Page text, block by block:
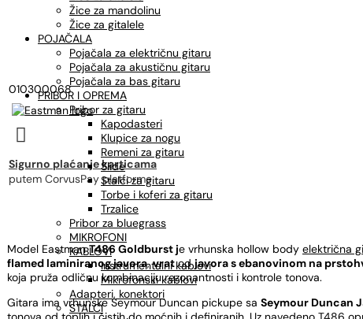
Žice za mandolinu
Žice za gitalele
POJAČALA
Pojačala za električnu gitaru
Pojačala za akustičnu gitaru
Pojačala za bas gitaru
PRIBOR I OPREMA
Pribor za gitaru
Kapodasteri
Klupice za nogu
Remeni za gitaru
Slide
Stalci za gitaru
Torbe i koferi za gitaru
Trzalice
Pribor za bluegrass
MIKROFONI
KABLOVI
Instrumentalni kablovi
Mikrofonski kablovi
Adapteri, konektori
STALCI
010300068

Sigurno plaćanje karticama
putem CorvusPay platforme
Model EastmanT486 Goldburst je vrhunska hollow body električna
flamed laminiranog javora,vratodjavora s ebanovinom na
koja pruža odličnu kombinaciju rezonantnosti i kontrole tonova.
Gitara ima vrhunske Seymour Duncan pickupe sa Seymour Duncan